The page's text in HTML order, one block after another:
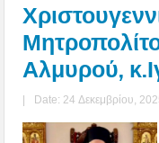
Αλμυρού,
| Date: 24 Δεκεμβρίου,